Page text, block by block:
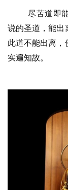
讯
八
点
音
尽苦道即
说的圣道，能出
此道不能出离，
实遍知故。